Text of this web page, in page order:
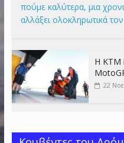
πούμε καλύτερα, μια
αλλάξει ολοκληρωτικά τον
Η KTM
22